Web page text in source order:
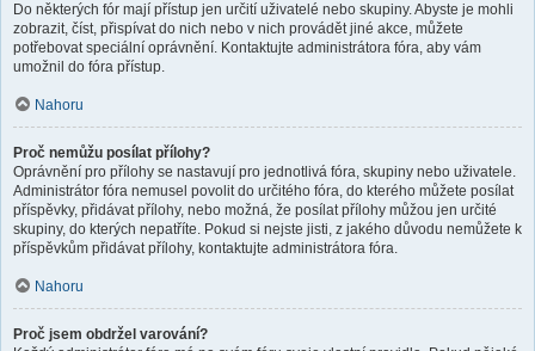
Do některých fór mají přístup jen určití uživatelé nebo skupiny. Abyste je mohli
zobrazit, číst, přispívat do nich nebo v nich provádět jiné akce, můžete
potřebovat speciální oprávnění. Kontaktujte administrátora fóra, aby vám
umožnil do fóra přístup.
Nahoru
Proč nemůžu posílat přílohy?
Oprávnění pro přílohy se nastavují pro jednotlivá fóra, skupiny nebo uživatele.
Administrátor fóra nemusel povolit do určitého fóra, do kterého můžete posílat
příspěvky, přidávat přílohy, nebo možná, že posílat přílohy můžou jen určité
skupiny, do kterých nepatříte. Pokud si nejste jisti, z jakého důvodu nemůžete k
příspěvkům přidávat přílohy, kontaktujte administrátora fóra.
Nahoru
Proč jsem obdržel varování?